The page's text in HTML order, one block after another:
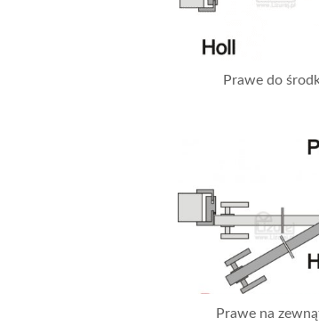
Prawe do
Prawe na